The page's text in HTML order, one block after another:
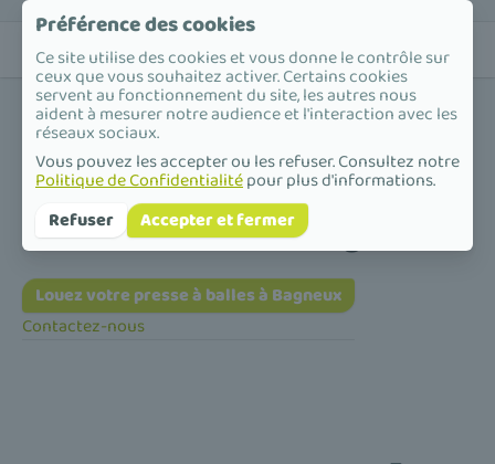
Accueil /Presse à balles /Île-de-France /Hauts-de-Seine /Bagneux
Presse à balles à Bagneux
Louez votre presse à balles à Bagneux
Contactez-nous
Préférence des cookies
Ce site utilise des cookies et vous donne le contrôle sur
ceux que vous souhaitez activer. Certains cookies
servent au fonctionnement du site, les autres nous
aident à mesurer notre audience et l'interaction avec les
réseaux sociaux.
Vous pouvez les accepter ou les refuser. Consultez notre
Politique de Confidentialitépour plus d'informations.
Refuser
Accepter et fermer